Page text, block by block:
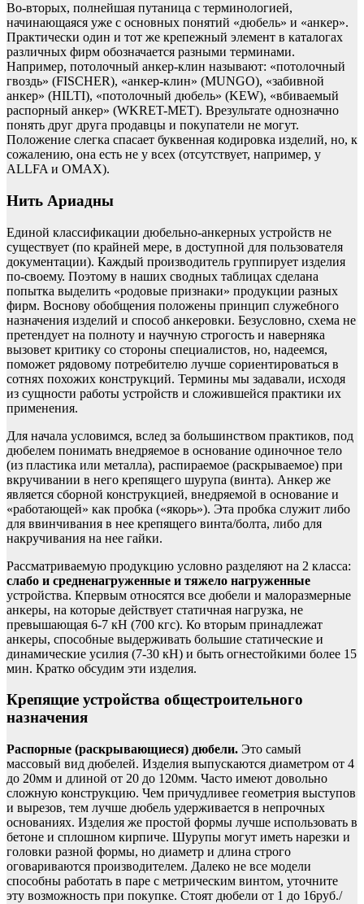
Во-вторых, полнейшая путаница с терминологией,
начинающаяся уже с основных понятий «дюбель» и «анкер».
Практически один и тот же крепежный элемент в каталогах
различных фирм обозначается разными терминами.
Например, потолочный анкер-клин называют: «потолочный
гвоздь» (FISCHER), «анкер-клин» (MUNGO), «забивной
анкер» (HILTI), «потолочный дюбель» (KEW), «вбиваемый
распорный анкер» (WKRET-MET). Врезультате однозначно
понять друг друга продавцы и покупатели не могут.
Положение слегка спасает буквенная кодировка изделий, но, к
сожалению, она есть не у всех (отсутствует, например, у
ALLFA и OMAX).
Нить Ариадны
Единой классификации дюбельно-анкерных устройств не
существует (по крайней мере, в доступной для пользователя
документации). Каждый производитель группирует изделия
по-своему. Поэтому в наших сводных таблицах сделана
попытка выделить «родовые признаки» продукции разных
фирм. Воснову обобщения положены принцип служебного
назначения изделий и способ анкеровки. Безусловно, схема не
претендует на полноту и научную строгость и наверняка
вызовет критику со стороны специалистов, но, надеемся,
поможет рядовому потребителю лучше сориентироваться в
сотнях похожих конструкций. Термины мы задавали, исходя
из сущности работы устройств и сложившейся практики их
применения.
Для начала условимся, вслед за большинством практиков, под
дюбелем понимать внедряемое в основание одиночное тело
(из пластика или металла), распираемое (раскрываемое) при
вкручивании в него крепящего шурупа (винта). Анкер же
является сборной конструкцией, внедряемой в основание и
«работающей» как пробка («якорь»). Эта пробка служит либо
для ввинчивания в нее крепящего винта/болта, либо для
накручивания на нее гайки.
Рассматриваемую продукцию условно разделяют на 2 класса:
слабо и средненагруженные и тяжело нагруженные
устройства. Кпервым относятся все дюбели и малоразмерные
анкеры, на которые действует статичная нагрузка, не
превышающая 6-7 кН (700 кгс). Ко вторым принадлежат
анкеры, способные выдерживать большие статические и
динамические усилия (7-30 кН) и быть огнестойкими более 15
мин. Кратко обсудим эти изделия.
Крепящие устройства общестроительного
назначения
Распорные (раскрывающиеся) дюбели. Это самый
массовый вид дюбелей. Изделия выпускаются диаметром от 4
до 20мм и длиной от 20 до 120мм. Часто имеют довольно
сложную конструкцию. Чем причудливее геометрия выступов
и вырезов, тем лучше дюбель удерживается в непрочных
основаниях. Изделия же простой формы лучше использовать в
бетоне и сплошном кирпиче. Шурупы могут иметь нарезки и
головки разной формы, но диаметр и длина строго
оговариваются производителем. Далеко не все модели
способны работать в паре с метрическим винтом, уточните
эту возможность при покупке. Стоят дюбели от 1 до 16руб./